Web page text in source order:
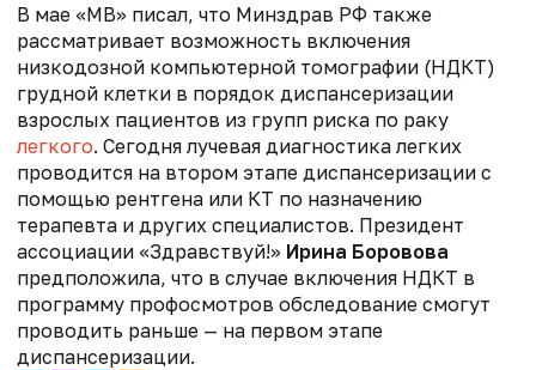
В мае «МВ» писал, что Минздрав РФ также
рассматривает возможность включения
низкодозной компьютерной томографии (НДКТ)
грудной клетки в порядок диспансеризации
взрослых пациентов из групп риска по раку
легкого. Сегодня лучевая диагностика легких
проводится на втором этапе диспансеризации с
помощью рентгена или КТ по назначению
терапевта и других специалистов. Президент
ассоциации «Здравствуй!» Ирина Боровова
предположила, что в случае включения НДКТ в
программу профосмотров обследование смогут
проводить раньше — на первом этапе
диспансеризации.